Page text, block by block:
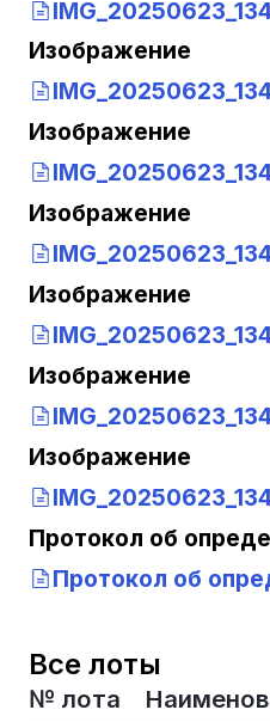
Изображение
Изображение
Изображение
Изображение
Изображение
Изображение
Протокол об
Протокол об
Все лоты
№ лота